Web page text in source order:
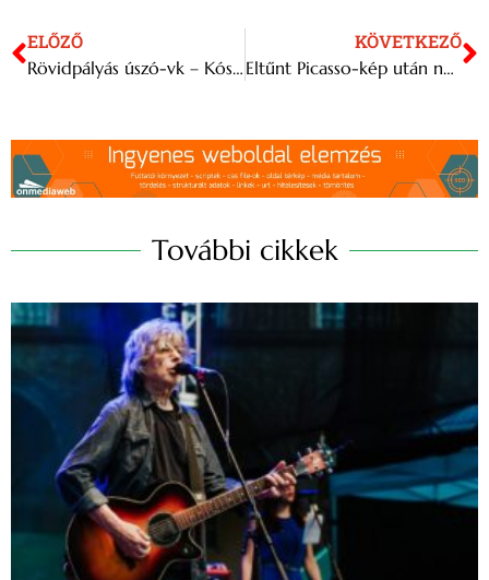
ELŐZŐ
Rövidpályás úszó-vk – Kós újabb országos csúcs mellett arany- és bronzérmet nyert
KÖVETKEZŐ
Eltűnt Picasso-kép után nyomoz a spanyol rendőrség
További cikkek